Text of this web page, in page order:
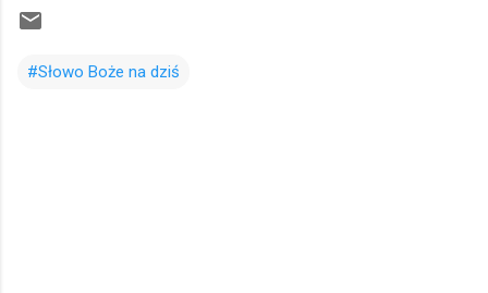
#Słowo Boże na dziś